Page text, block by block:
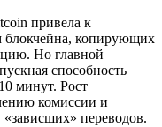
привела к
блокчейна, копирующих
Но главной
способность
минут. Рост
комиссии и
переводов.